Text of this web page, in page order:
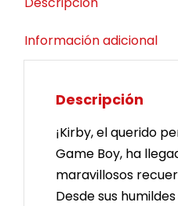
Información adicional
Descripción
¡Kirby, el querido
Game Boy, ha
maravillosos
Desde sus